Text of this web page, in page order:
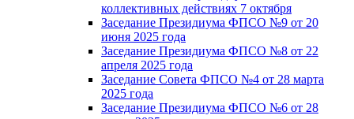
коллективных действиях 7 октября
Заседание Президиума ФПСО №9 от 20
июня 2025 года
Заседание Президиума ФПСО №8 от 22
апреля 2025 года
Заседание Совета ФПСО №4 от 28 марта
2025 года
Заседание Президиума ФПСО №6 от 28